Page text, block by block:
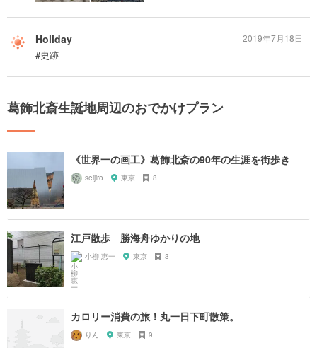
Holiday
#史跡
2019年7月18日
葛飾北斎生誕地周辺のおでかけプラン
《世界一の画工》葛飾北斎の90年の生涯を街歩き
seijiro 東京 8
江戸散歩 勝海舟ゆかりの地
小柳 恵一 東京 3
カロリー消費の旅！丸一日下町散策。
りん 東京 9